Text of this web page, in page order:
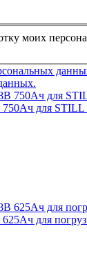
для STILL
для